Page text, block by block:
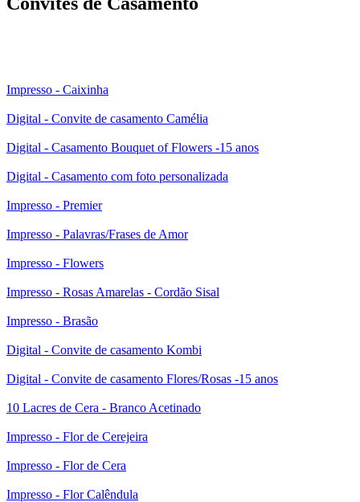
Impresso - Caixinha
Digital - Convite de casamento Camélia
Digital - Casamento Bouquet of Flowers -15 anos
Digital - Casamento com foto personalizada
Impresso - Premier
Impresso - Palavras/Frases de Amor
Impresso - Flowers
Impresso - Rosas Amarelas - Cordão Sisal
Impresso - Brasão
Digital - Convite de casamento Kombi
Digital - Convite de casamento Flores/Rosas -15 anos
10 Lacres de Cera - Branco Acetinado
Impresso - Flor de Cerejeira
Impresso - Flor de Cera
Impresso - Flor Calêndula